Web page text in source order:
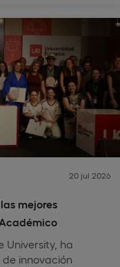
mejores
20 jul 2026
University, ha
innovación